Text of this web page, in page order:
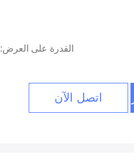
القدرة على العرض:
اتصل الآن